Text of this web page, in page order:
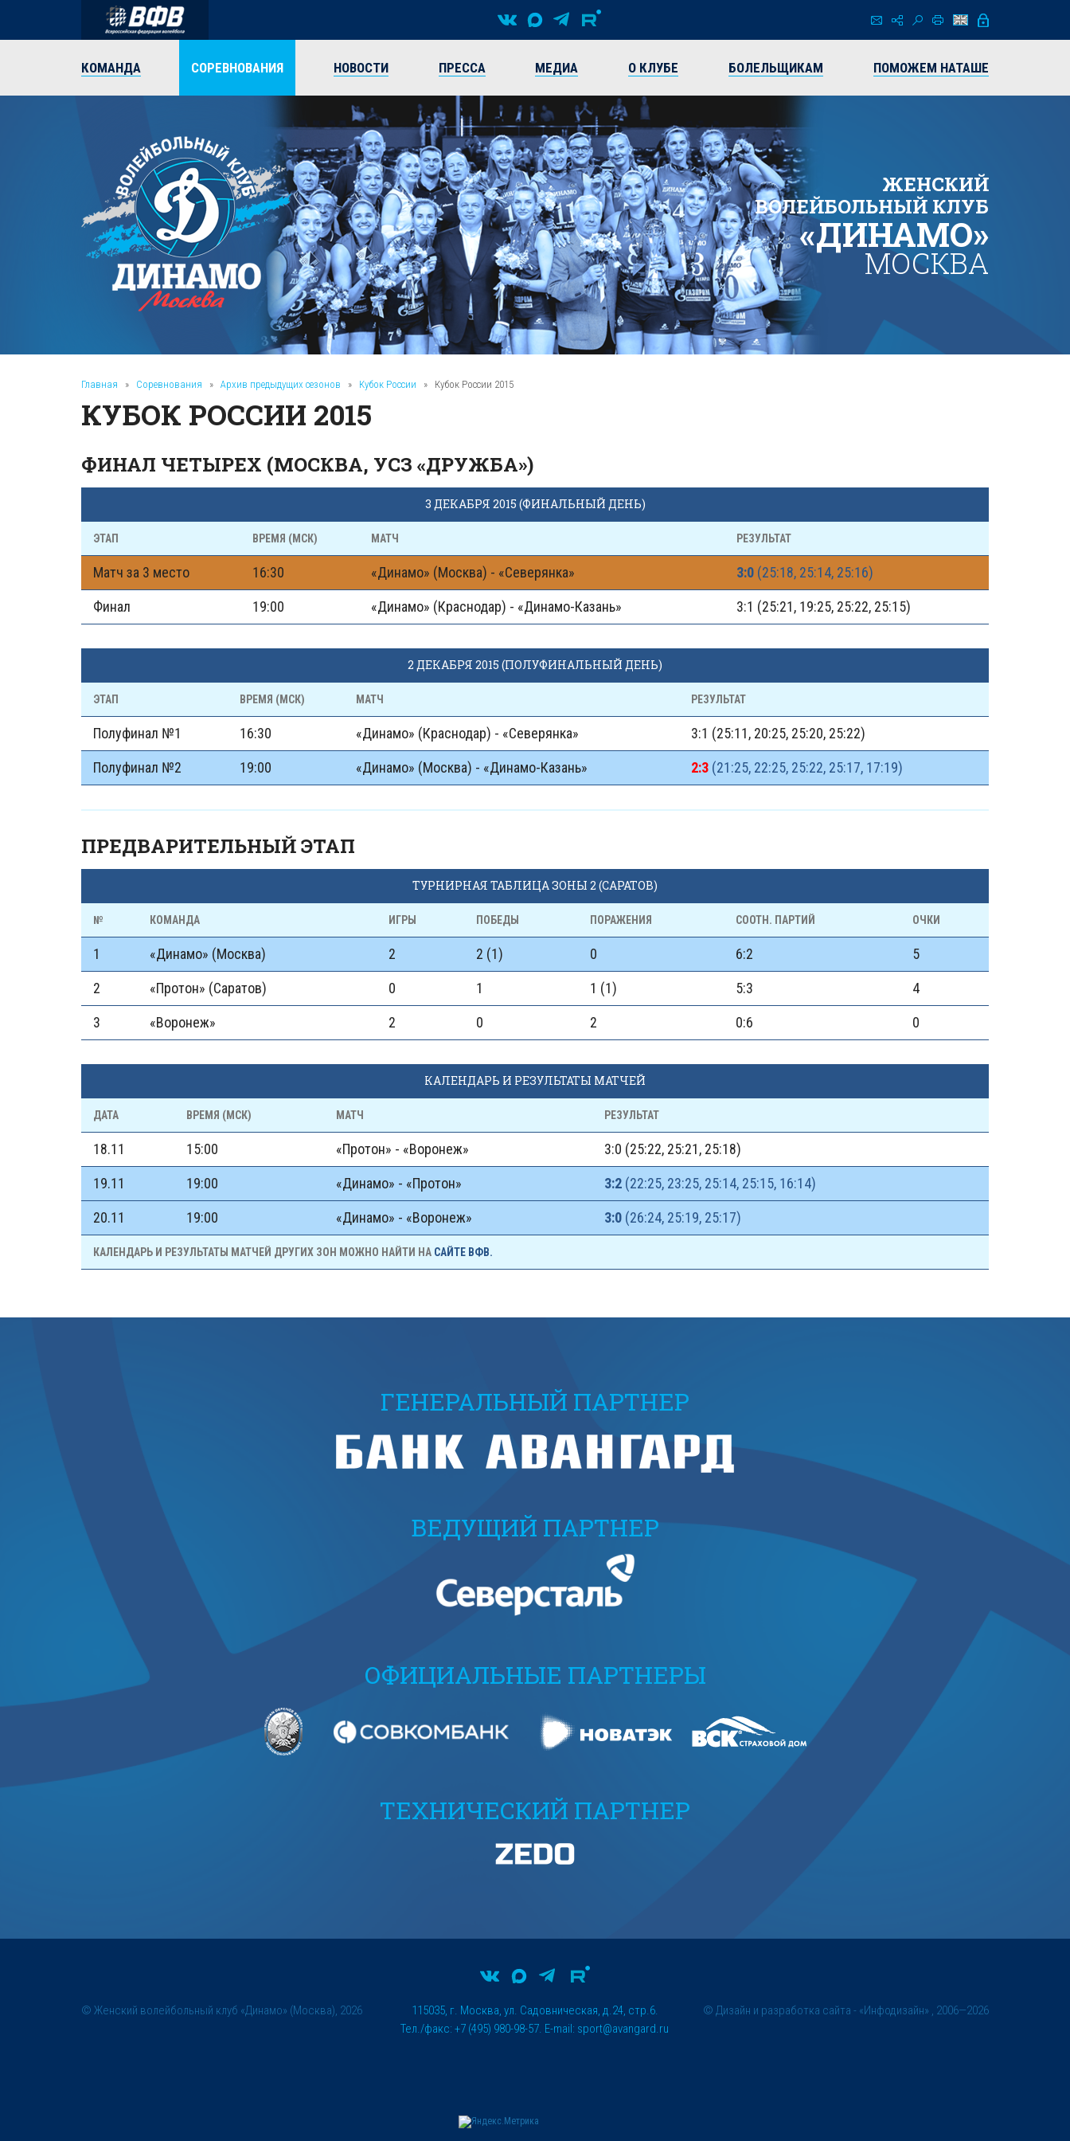
КОМАНДА СОРЕВНОВАНИЯ НОВОСТИ ПРЕССА МЕДИА О КЛУБЕ БОЛЕЛЬЩИКАМ ПОМОЖЕМ НАТАШЕ
ЖЕНСКИЙ
ВОЛЕЙБОЛЬНЫЙ КЛУБ
«ДИНАМО»
МОСКВА
Главная » Соревнования » Архив предыдущих сезонов » Кубок России » Кубок России 2015
КУБОК РОССИИ 2015
ФИНАЛ ЧЕТЫРЕХ (МОСКВА, УСЗ «ДРУЖБА»)
3 ДЕКАБРЯ 2015 (ФИНАЛЬНЫЙ ДЕНЬ)
ЭТАП ВРЕМЯ (МСК) МАТЧ РЕЗУЛЬТАТ
Матч за 3 место 16:30 «Динамо» (Москва) - «Северянка» 3:0 (25:18, 25:14, 25:16)
Финал 19:00 «Динамо» (Краснодар) - «Динамо-Казань» 3:1 (25:21, 19:25, 25:22, 25:15)
2 ДЕКАБРЯ 2015 (ПОЛУФИНАЛЬНЫЙ ДЕНЬ)
ЭТАП ВРЕМЯ (МСК) МАТЧ РЕЗУЛЬТАТ
Полуфинал №1 16:30 «Динамо» (Краснодар) - «Северянка» 3:1 (25:11, 20:25, 25:20, 25:22)
Полуфинал №2 19:00 «Динамо» (Москва) - «Динамо-Казань» 2:3 (21:25, 22:25, 25:22, 25:17, 17:19)
ПРЕДВАРИТЕЛЬНЫЙ ЭТАП
ТУРНИРНАЯ ТАБЛИЦА ЗОНЫ 2 (САРАТОВ)
№ КОМАНДА ИГРЫ ПОБЕДЫ ПОРАЖЕНИЯ СООТН. ПАРТИЙ ОЧКИ
1 «Динамо» (Москва) 2 2 (1) 0 6:2 5
2 «Протон» (Саратов) 0 1 1 (1) 5:3 4
3 «Воронеж» 2 0 2 0:6 0
КАЛЕНДАРЬ И РЕЗУЛЬТАТЫ МАТЧЕЙ
ДАТА ВРЕМЯ (МСК) МАТЧ РЕЗУЛЬТАТ
18.11 15:00 «Протон» - «Воронеж» 3:0 (25:22, 25:21, 25:18)
19.11 19:00 «Динамо» - «Протон» 3:2 (22:25, 23:25, 25:14, 25:15, 16:14)
20.11 19:00 «Динамо» - «Воронеж» 3:0 (26:24, 25:19, 25:17)
КАЛЕНДАРЬ И РЕЗУЛЬТАТЫ МАТЧЕЙ ДРУГИХ ЗОН МОЖНО НАЙТИ НА САЙТЕ ВФВ.
ГЕНЕРАЛЬНЫЙ ПАРТНЕР
ВЕДУЩИЙ ПАРТНЕР
ОФИЦИАЛЬНЫЕ ПАРТНЕРЫ
ТЕХНИЧЕСКИЙ ПАРТНЕР
© Женский волейбольный клуб «Динамо» (Москва), 2026
115035, г. Москва, ул. Садовническая, д.24, стр.6.
Тел./факс: +7 (495) 980-98-57. E-mail: sport@avangard.ru
© Дизайн и разработка сайта - «Инфодизайн» , 2006—2026